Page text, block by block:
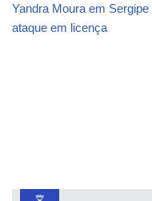
Yandra Moura em Sergipe
ataque em licença